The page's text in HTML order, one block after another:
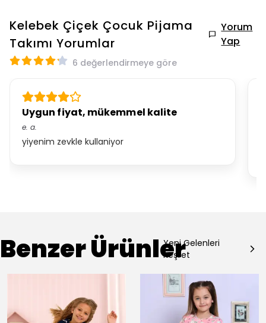
Kelebek Çiçek Çocuk Pijama
Takımı Yorumlar
Yorum
Yap
6 değerlendirmeye göre
Uygun fiyat, mükemmel kalite
e. a.
yiyenim zevkle kullaniyor
Benzer ÜrünlerYeni Gelenleri
Keşfet